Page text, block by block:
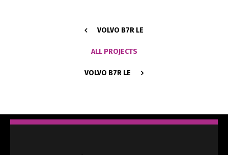
VOLVO B7R LE
ALL PROJECTS
VOLVO B7R LE